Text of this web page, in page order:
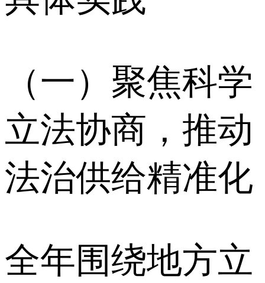
（一）聚焦科学
立法协商，推动
法治供给精准化
全年围绕地方立